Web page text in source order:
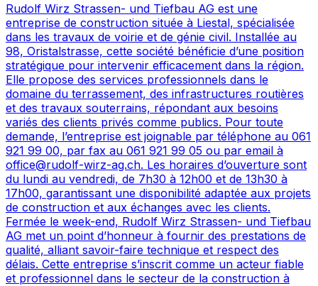
Rudolf Wirz Strassen- und Tiefbau AG est une
entreprise de construction située à Liestal, spécialisée
dans les travaux de voirie et de génie civil. Installée au
98, Oristalstrasse, cette société bénéficie d’une position
stratégique pour intervenir efficacement dans la région.
Elle propose des services professionnels dans le
domaine du terrassement, des infrastructures routières
et des travaux souterrains, répondant aux besoins
variés des clients privés comme publics. Pour toute
demande, l’entreprise est joignable par téléphone au 061
921 99 00, par fax au 061 921 99 05 ou par email à
office@rudolf-wirz-ag.ch. Les horaires d’ouverture sont
du lundi au vendredi, de 7h30 à 12h00 et de 13h30 à
17h00, garantissant une disponibilité adaptée aux projets
de construction et aux échanges avec les clients.
Fermée le week-end, Rudolf Wirz Strassen- und Tiefbau
AG met un point d’honneur à fournir des prestations de
qualité, alliant savoir-faire technique et respect des
délais. Cette entreprise s’inscrit comme un acteur fiable
et professionnel dans le secteur de la construction à